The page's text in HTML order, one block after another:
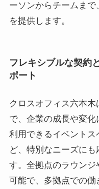
ーソンからチームま
を提供します。
フレキシブルな契約
ポート
クロスオフィス六本
で、企業の成長や変
利用できるイベント
ど、特別なニーズに
す。全拠点のラウンジ
可能で、多拠点での働